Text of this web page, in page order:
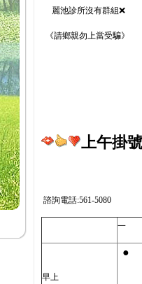
麗池診所沒有群組❌
《請鄉親勿上當受騙》
上午掛
諮詢電話:561-5080
一
早上
●